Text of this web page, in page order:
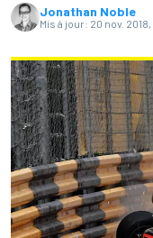
Jonathan Noble
Mis à jour: 20 nov.